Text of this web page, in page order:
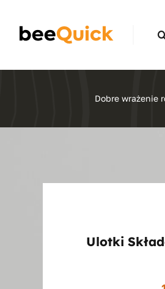
content
for:
Dobre wrażenie
Ulotki